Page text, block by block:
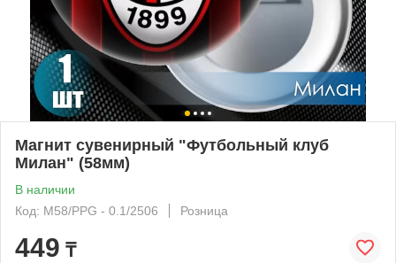
Магнит сувенирный "Футбольный клуб
Милан" (58мм)
В наличии
Код: M58/PPG - 0.1/2506
Розница
449 ₸